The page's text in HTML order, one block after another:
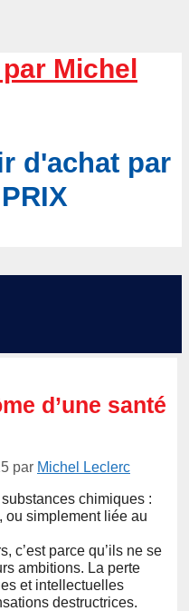
Michel
d'achat par
d’une santé
par Michel Leclerc
chimiques :
ou simplement liée au
c’est parce qu’ils ne se
ambitions. La perte
et intellectuelles
destructrices.